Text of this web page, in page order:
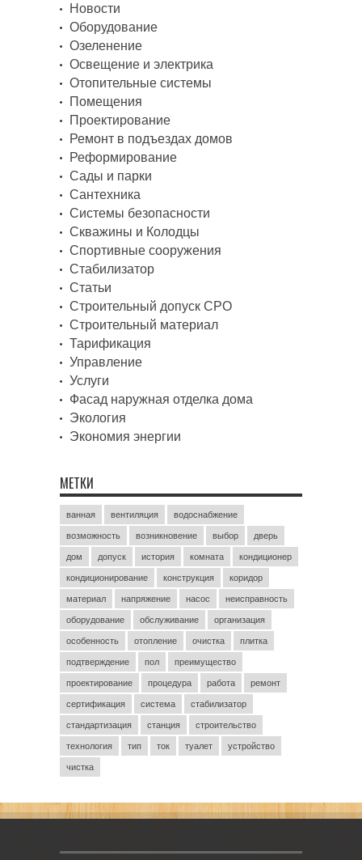
Новости
Оборудование
Озеленение
Освещение и электрика
Отопительные системы
Помещения
Проектирование
Ремонт в подъездах домов
Реформирование
Сады и парки
Сантехника
Системы безопасности
Скважины и Колодцы
Спортивные сооружения
Стабилизатор
Статьи
Строительный допуск СРО
Строительный материал
Тарификация
Управление
Услуги
Фасад наружная отделка дома
Экология
Экономия энергии
МЕТКИ
ванная вентиляция водоснабжение
возможность возникновение выбор дверь
дом допуск история комната кондиционер
кондиционирование конструкция коридор
материал напряжение насос неисправность
оборудование обслуживание организация
особенность отопление очистка плитка
подтверждение пол преимущество
проектирование процедура работа ремонт
сертификация система стабилизатор
стандартизация станция строительство
технология тип ток туалет устройство
чистка